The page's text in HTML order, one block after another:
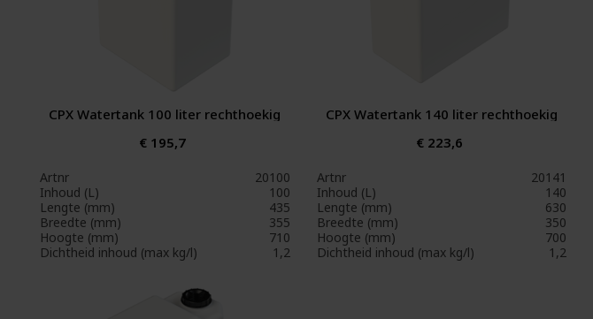
CPX Watertank 100 liter rechthoekig
€ 195,7
Artnr
20100
Inhoud (L)
100
Lengte (mm)
435
Breedte (mm)
355
Hoogte (mm)
710
Dichtheid inhoud (max kg/l)
1,2
CPX Watertank 140 liter rechthoekig
€ 223,6
Artnr
20141
Inhoud (L)
140
Lengte (mm)
630
Breedte (mm)
350
Hoogte (mm)
700
Dichtheid inhoud (max kg/l)
1,2